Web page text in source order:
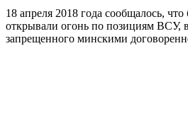
18 апреля 2018 года сообщалось, что
открывали огонь по позициям ВСУ,
запрещенного минскими